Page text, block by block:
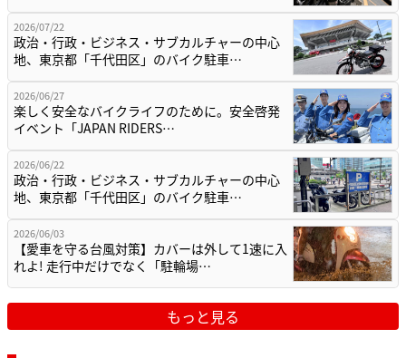
2026/07/22
政治・行政・ビジネス・サブカルチャーの中心
地、東京都「千代田区」のバイク駐車…
2026/06/27
楽しく安全なバイクライフのために。安全啓発
イベント「JAPAN RIDERS…
2026/06/22
政治・行政・ビジネス・サブカルチャーの中心
地、東京都「千代田区」のバイク駐車…
2026/06/03
【愛車を守る台風対策】カバーは外して1速に入
れよ! 走行中だけでなく「駐輪場…
もっと見る